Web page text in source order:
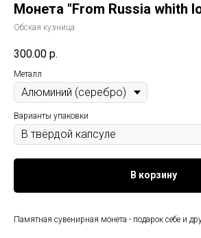
Монета "From Russia whith
Обская кузница
300.00 р.
Металл
Варианты упаковки
В корзину
Памятная сувенирная монета - подарок себе и